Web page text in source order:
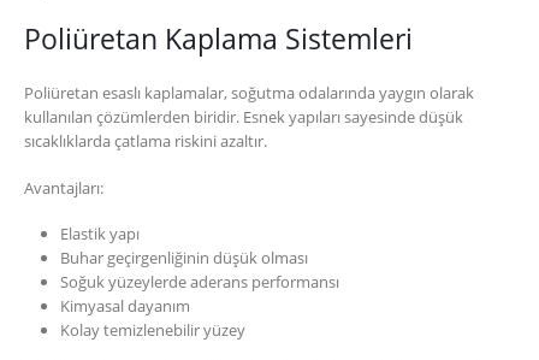
Poliüretan Kaplama Sistemleri
Poliüretan esaslı kaplamalar, soğutma odalarında yaygın olarak
kullanılan çözümlerden biridir. Esnek yapıları sayesinde düşük
sıcaklıklarda çatlama riskini azaltır.
Avantajları:
Elastik yapı
Buhar geçirgenliğinin düşük olması
Soğuk yüzeylerde aderans performansı
Kimyasal dayanım
Kolay temizlenebilir yüzey